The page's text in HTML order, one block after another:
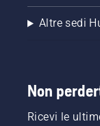
Altre sedi
Non
Ricevi le